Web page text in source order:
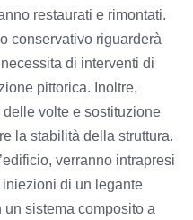
restaurati e rimontati.
conservativo riguarderà
di interventi di
pittorica. Inoltre,
volte e sostituzione
la stabilità della struttura.
verranno intrapresi
di un legante
sistema composito a